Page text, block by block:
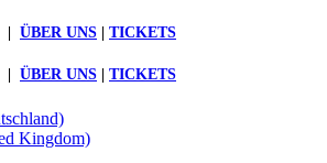
ÜBER UNS TICKETS
ÜBER UNS TICKETS